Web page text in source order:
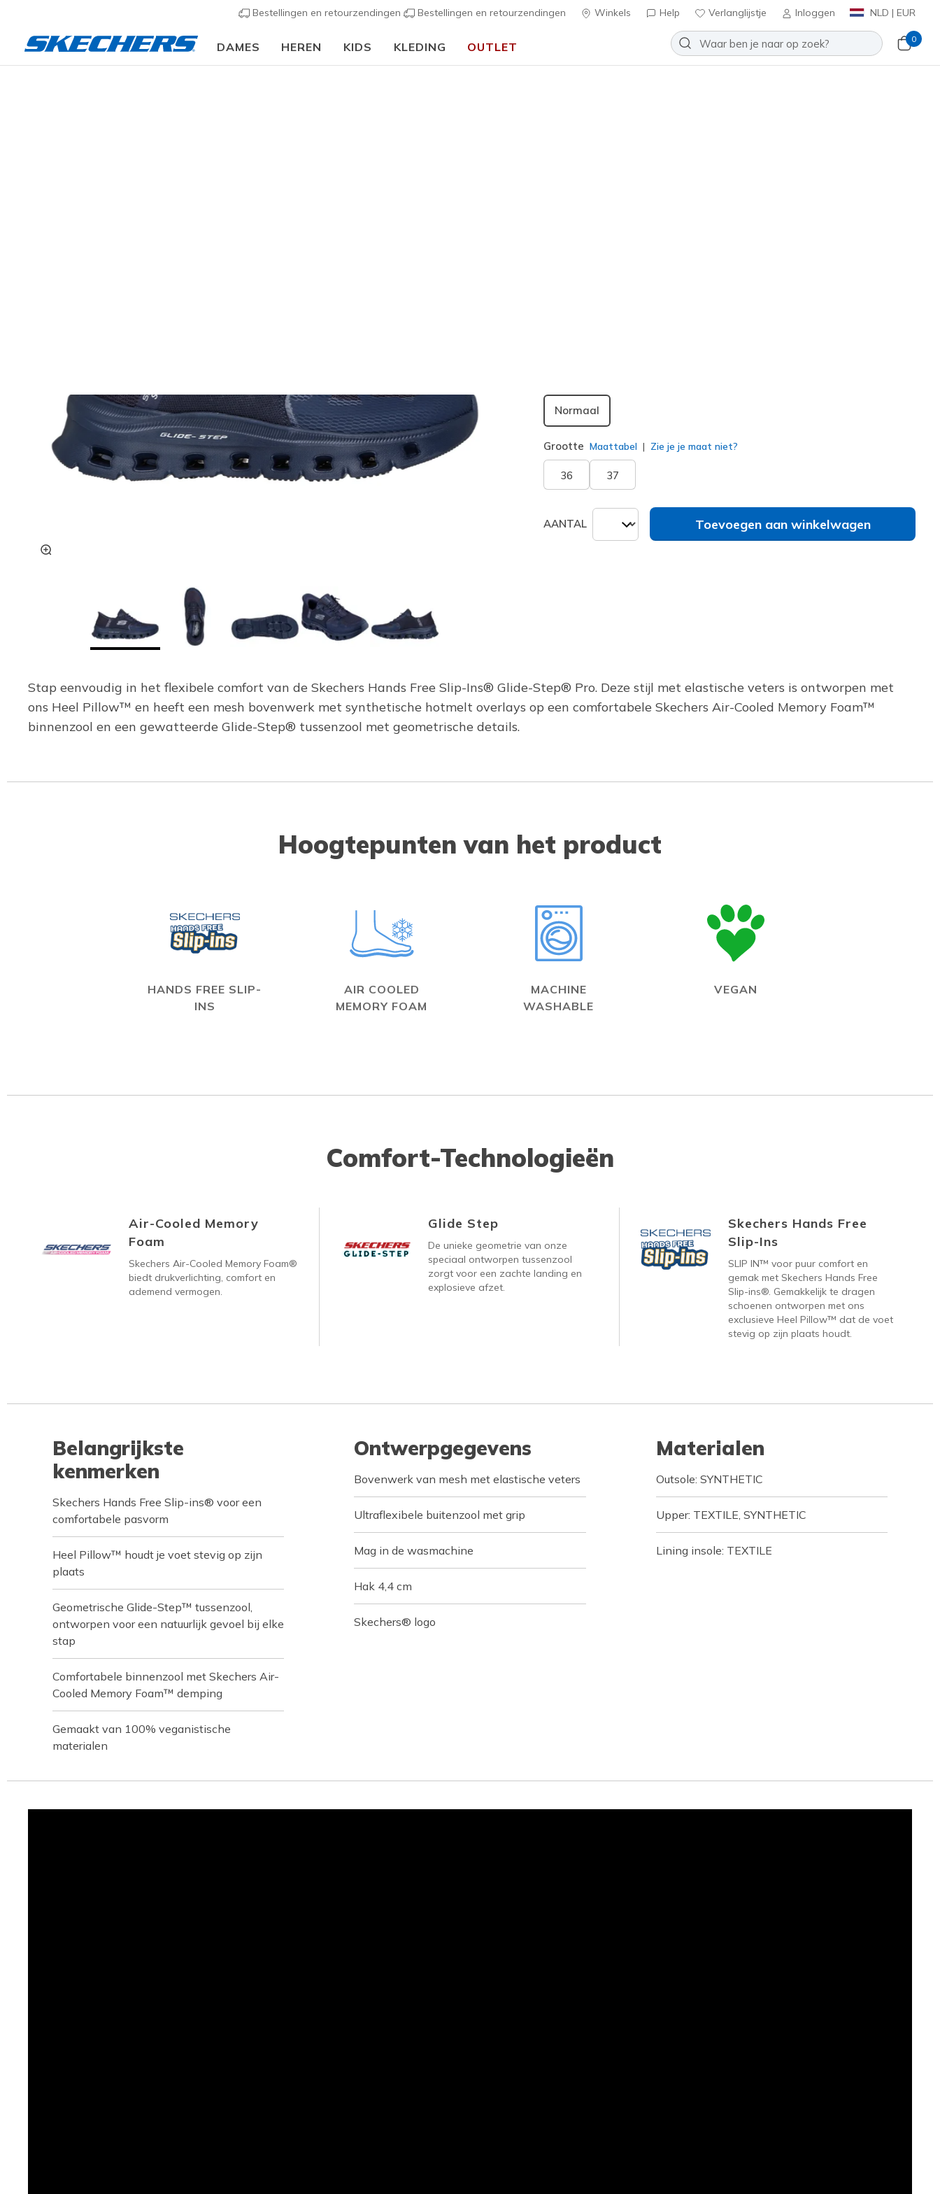
Bestellingen en retourzendingen Bestellingen en retourzendingen Winkels Help Verlanglijstje Inloggen NLD | EUR
DAMES HEREN KIDS KLEDING OUTLET
0
Normaal
Grootte Maattabel Zie je je maat niet?
36 37
AANTAL Toevoegen aan winkelwagen
Stap eenvoudig in het flexibele comfort van de Skechers Hands Free Slip-Ins® Glide-Step® Pro. Deze stijl met elastische veters is ontworpen met
ons Heel Pillow™ en heeft een mesh bovenwerk met synthetische hotmelt overlays op een comfortabele Skechers Air-Cooled Memory Foam™
binnenzool en een gewatteerde Glide-Step® tussenzool met geometrische details.
Hoogtepunten van het product
HANDS FREE SLIP-
INS
AIR COOLED
MEMORY FOAM
MACHINE
WASHABLE
VEGAN
Comfort-Technologieën
Air-Cooled Memory
Foam
Skechers Air-Cooled Memory Foam®
biedt drukverlichting, comfort en
ademend vermogen.
Glide Step
De unieke geometrie van onze
speciaal ontworpen tussenzool
zorgt voor een zachte landing en
explosieve afzet.
Skechers Hands Free
Slip-Ins
SLIP IN™ voor puur comfort en
gemak met Skechers Hands Free
Slip-ins®. Gemakkelijk te dragen
schoenen ontworpen met ons
exclusieve Heel Pillow™ dat de voet
stevig op zijn plaats houdt.
Belangrijkste
kenmerken
Skechers Hands Free Slip-ins® voor een
comfortabele pasvorm
Heel Pillow™ houdt je voet stevig op zijn
plaats
Geometrische Glide-Step™ tussenzool,
ontworpen voor een natuurlijk gevoel bij elke
stap
Comfortabele binnenzool met Skechers Air-
Cooled Memory Foam™ demping
Gemaakt van 100% veganistische
materialen
Ontwerpgegevens
Bovenwerk van mesh met elastische veters
Ultraflexibele buitenzool met grip
Mag in de wasmachine
Hak 4,4 cm
Skechers® logo
Materialen
Outsole: SYNTHETIC
Upper: TEXTILE, SYNTHETIC
Lining insole: TEXTILE